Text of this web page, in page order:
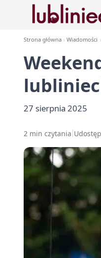
Strona główna Wiadomości
27 sierpnia 2025
2 min czytania